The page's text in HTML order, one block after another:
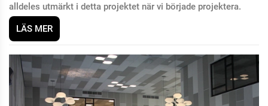
alldeles utmärkt i detta projektet när vi började projektera.
LÄS MER